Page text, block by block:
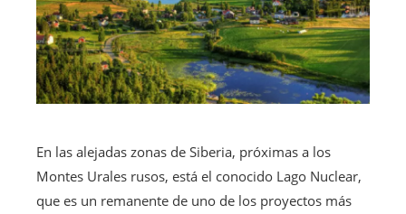
En las alejadas zonas de Siberia, próximas a los
Montes Urales rusos, está el conocido Lago Nuclear,
que es un remanente de uno de los proyectos más